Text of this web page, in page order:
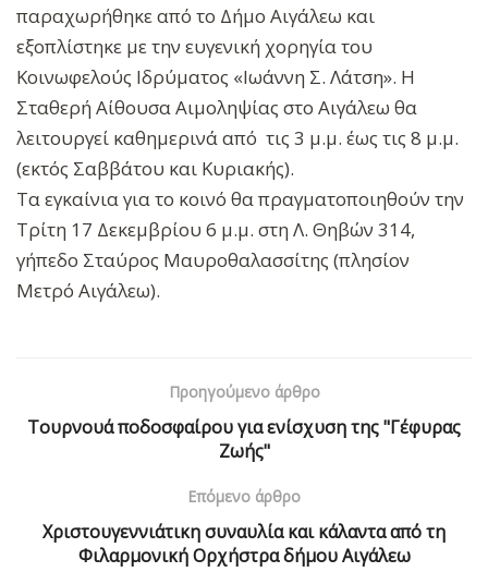
παραχωρήθηκε από το Δήμο Αιγάλεω και
εξοπλίστηκε με την ευγενική χορηγία του
Κοινωφελούς Ιδρύματος «Ιωάννη Σ. Λάτση». Η
Σταθερή Αίθουσα Αιμοληψίας στο Αιγάλεω θα
λειτουργεί καθημερινά από τις 3 μ.μ. έως τις 8 μ.μ.
(εκτός Σαββάτου και Κυριακής).
Τα εγκαίνια για το κοινό θα πραγματοποιηθούν την
Τρίτη 17 Δεκεμβρίου 6 μ.μ. στη Λ. Θηβών 314,
γήπεδο Σταύρος Μαυροθαλασσίτης (πλησίον
Μετρό Αιγάλεω).
Προηγούμενο άρθρο
Τουρνουά ποδοσφαίρου για ενίσχυση της "Γέφυρας
Ζωής"
Επόμενο άρθρο
Χριστουγεννιάτικη συναυλία και κάλαντα από τη
Φιλαρμονική Ορχήστρα δήμου Αιγάλεω